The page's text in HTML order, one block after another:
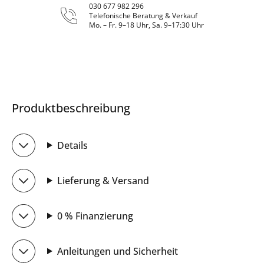
030 677 982 296
Telefonische Beratung & Verkauf
Mo. – Fr. 9–18 Uhr, Sa. 9–17:30 Uhr
Produktbeschreibung
Details
Lieferung & Versand
0 % Finanzierung
Anleitungen und Sicherheit